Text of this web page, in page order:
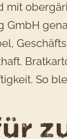
GmbH
So